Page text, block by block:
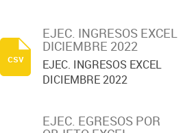
EJEC. INGRESOS EXCEL
DICIEMBRE 2022
EJEC. INGRESOS EXCEL
DICIEMBRE 2022
csv
EJEC. EGRESOS POR